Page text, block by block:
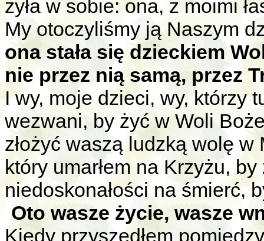
żyła w sobie: ona, z moimi
My otoczyliśmy ją Naszym
ona stała się dzieckiem
nie przez nią samą, przez
I wy, moje dzieci, wy, którzy
wezwani, by żyć w Woli
złożyć waszą ludzką wolę
który umarłem na Krzyżu,
niedoskonałości na śmierć,
Oto wasze życie, wasze
Kiedy przyszedłem